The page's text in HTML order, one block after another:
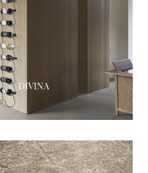
DIVINA